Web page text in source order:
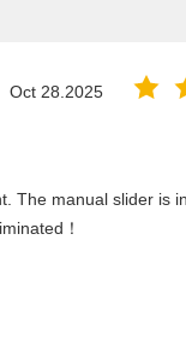
Oct 28.2025
The manual slider is
！